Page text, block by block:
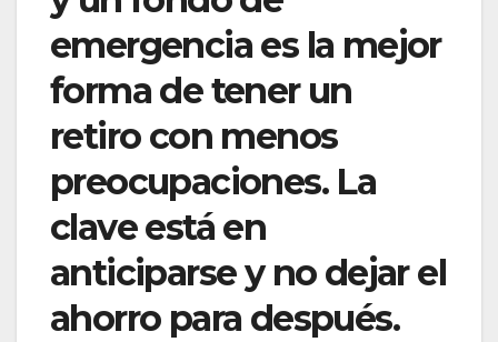
emergencia es la mejor
forma de tener un
retiro con menos
preocupaciones. La
clave está en
anticiparse y no dejar el
ahorro para después.